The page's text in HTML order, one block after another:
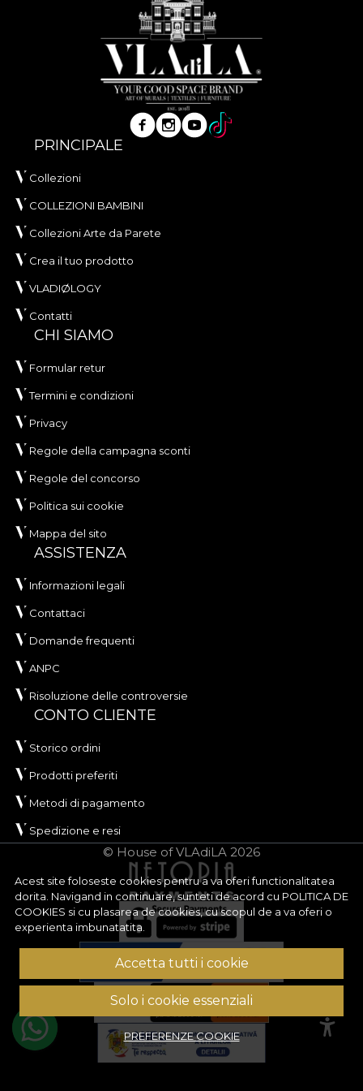
Acest site foloseste cookies pentru a va oferi functionalitatea
dorita. Navigand in continuare, sunteti de acord cu POLITICA DE
COOKIES si cu plasarea de cookies, cu scopul de a va oferi o
experienta imbunatatita.
Accetta tutti i cookie
Solo i cookie essenziali
PREFERENZE COOKIE
PRINCIPALE
Collezioni
COLLEZIONI BAMBINI
Collezioni Arte da Parete
Crea il tuo prodotto
VLADIØLOGY
Contatti
CHI SIAMO
Formular retur
Termini e condizioni
Privacy
Regole della campagna sconti
Regole del concorso
Politica sui cookie
Mappa del sito
ASSISTENZA
Informazioni legali
Contattaci
Domande frequenti
ANPC
Risoluzione delle controversie
CONTO CLIENTE
Storico ordini
Prodotti preferiti
Metodi di pagamento
Spedizione e resi
© House of VLAdiLA 2026